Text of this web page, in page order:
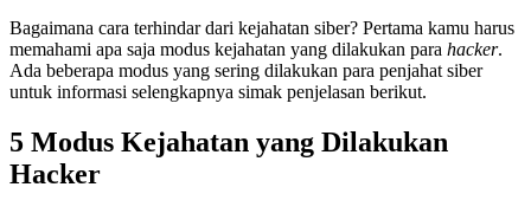
Bagaimana cara terhindar dari kejahatan siber? Pertama kamu harus
memahami apa saja modus kejahatan yang dilakukan para hacker.
Ada beberapa modus yang sering dilakukan para penjahat siber
untuk informasi selengkapnya simak penjelasan berikut.
5 Modus Kejahatan yang Dilakukan
Hacker